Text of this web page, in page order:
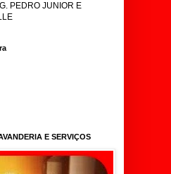
PEDRO JUNIOR E
E SERVIÇOS